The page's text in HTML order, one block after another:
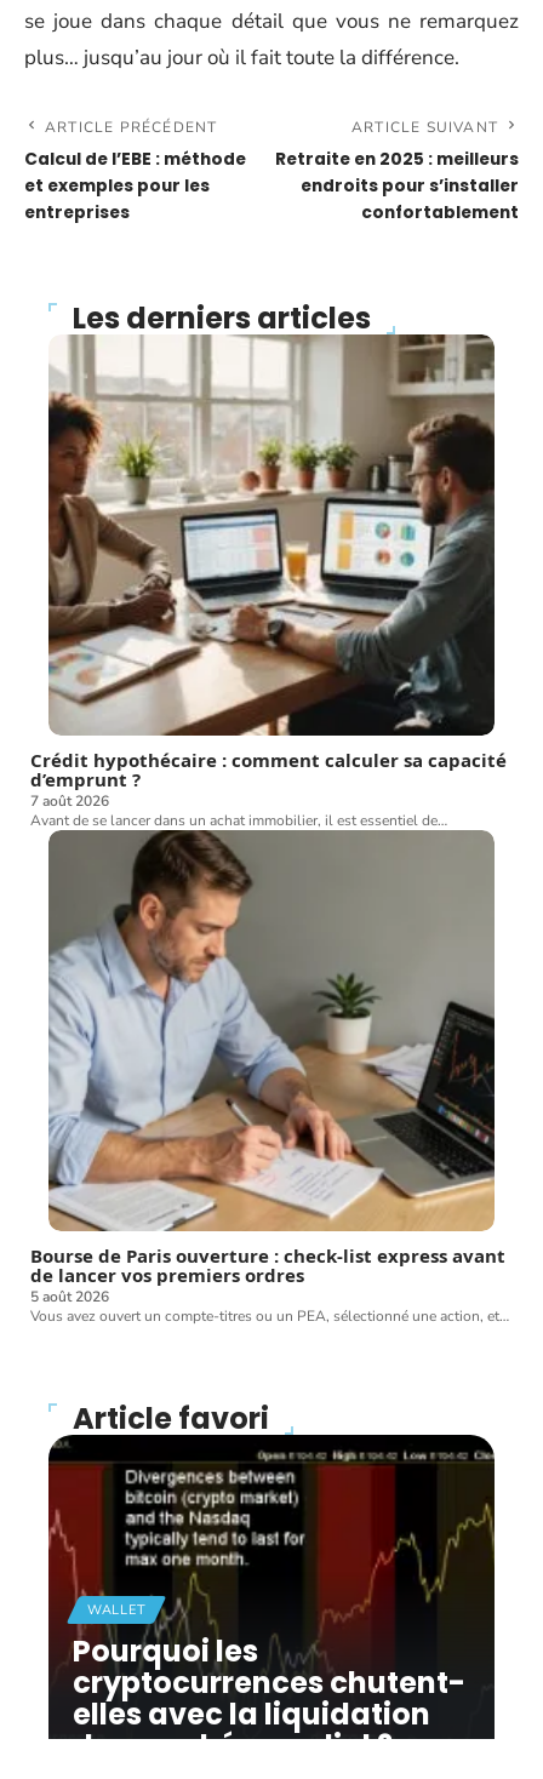
se joue dans chaque détail que vous ne remarquez
plus… jusqu’au jour où il fait toute la différence.
ARTICLE PRÉCÉDENT
Calcul de l’EBE : méthode
et exemples pour les
entreprises
ARTICLE SUIVANT
Retraite en 2025 : meilleurs
endroits pour s’installer
confortablement
Les derniers articles
Crédit hypothécaire : comment calculer sa capacité
d’emprunt ?
7 août 2026
Avant de se lancer dans un achat immobilier, il est essentiel de…
Bourse de Paris ouverture : check-list express avant
de lancer vos premiers ordres
5 août 2026
Vous avez ouvert un compte-titres ou un PEA, sélectionné une action, et…
Article favori
WALLET
Pourquoi les
cryptocurrences chutent-
elles avec la liquidation
du marché mondial ?